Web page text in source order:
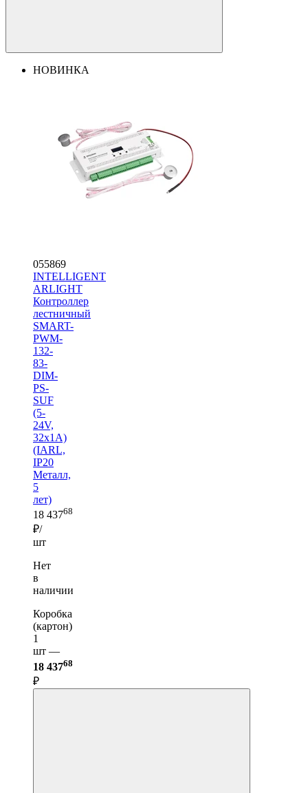
НОВИНКА
055869
INTELLIGENT
ARLIGHT
Контроллер
лестничный
SMART-
PWM-
132-
83-
DIM-
PS-
SUF
(5-
24V,
32x1A)
(IARL,
IP20
Металл,
5
лет)
18 43768
₽/
шт
Нет
в
наличии
Коробка
(картон)
1
шт —
18 43768
₽